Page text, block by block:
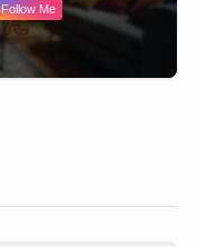
Follow Me